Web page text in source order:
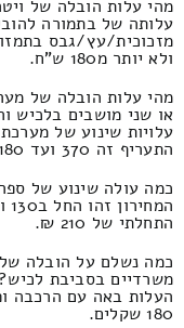
מהי עלות הובלה של
עלותה של בתמורה
ולא יותר מ180 ש"ח.
מהי עלות הובלה של
או שני מושבים בלכיש
עלויות שינוע של
התעריף זה 370 ועד 180 שקל.
כמה עולה שינוע של
התחלתי של 210 ₪.
כמה נשלם על הובלה
משרדיים בסביבת לכיש?
העלות באה עם הרכבה
180 שקלים.